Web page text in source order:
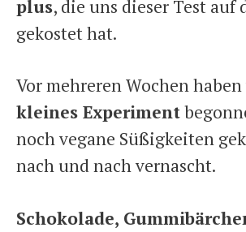
plus, die uns dieser Test auf
gekostet hat.
Vor mehreren Wochen
kleines Experiment
noch vegane Süßigkeiten
nach und nach vernascht.
Schokolade,